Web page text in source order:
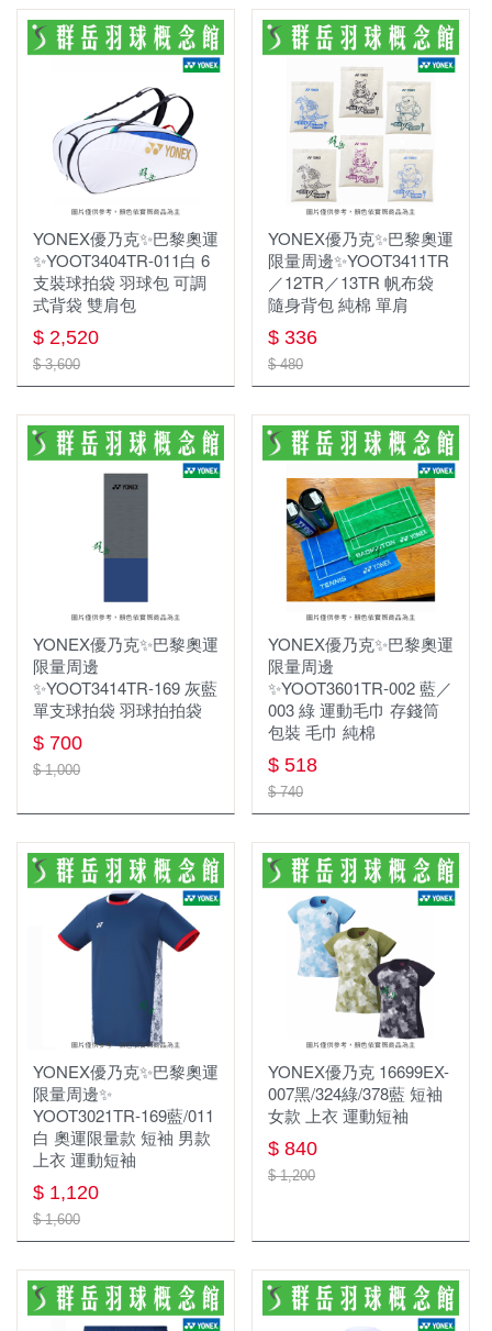
兒童款
兒童款 羽球鞋
羽毛球
鞋袋
羽球矩形包/背包
握把布
襪子&毛巾
頭帶&護腕
護具
☆ 指定球拍贈指定線
YONEX優乃克✨巴黎奧運
✨YOOT3404TR-011白 6
支裝球拍袋 羽球包 可調
式背袋 雙肩包
$ 2,520
$ 3,600
YONEX優乃克✨巴黎奧運
限量周邊✨YOOT3411TR
／12TR／13TR 帆布袋
隨身背包 純棉 單肩
$ 336
$ 480
YONEX優乃克✨巴黎奧運
限量周邊
✨YOOT3414TR-169 灰藍
單支球拍袋 羽球拍拍袋
$ 700
$ 1,000
YONEX優乃克✨巴黎奧運
限量周邊
✨YOOT3601TR-002 藍／
003 綠 運動毛巾 存錢筒
包裝 毛巾 純棉
$ 518
$ 740
YONEX優乃克✨巴黎奧運
限量周邊✨
YOOT3021TR-169藍/011
白 奧運限量款 短袖 男款
上衣 運動短袖
$ 1,120
$ 1,600
YONEX優乃克 16699EX-
007黑/324綠/378藍 短袖
女款 上衣 運動短袖
$ 840
$ 1,200